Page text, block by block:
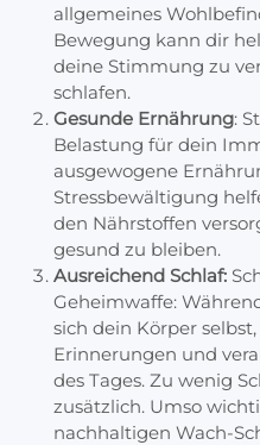
allgemeines
Bewegung kann dir
deine Stimmung zu
schlafen.
Gesunde Ernährung:
Belastung für dein
ausgewogene
Stressbewältigung
den Nährstoffen
gesund zu bleiben.
Ausreichend Schlaf:
Geheimwaffe:
sich dein Körper
Erinnerungen und
des Tages. Zu wenig
zusätzlich. Umso
nachhaltigen Wach-